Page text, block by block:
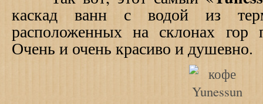
каскад ванн с водой из
расположенных на склонах
Очень и очень красиво и душевно.